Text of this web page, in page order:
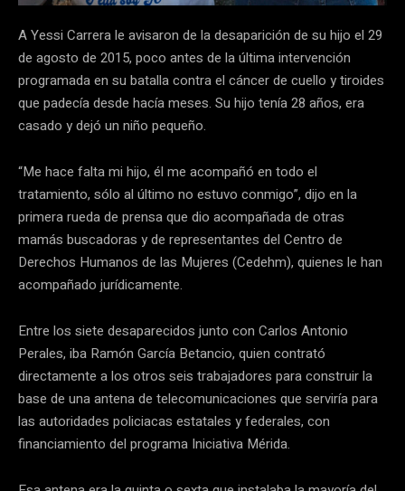
A Yessi Carrera le avisaron de la desaparición de su hijo el 29
de agosto de 2015, poco antes de la última intervención
programada en su batalla contra el cáncer de cuello y tiroides
que padecía desde hacía meses. Su hijo tenía 28 años, era
casado y dejó un niño pequeño.
“Me hace falta mi hijo, él me acompañó en todo el
tratamiento, sólo al último no estuvo conmigo”, dijo en la
primera rueda de prensa que dio acompañada de otras
mamás buscadoras y de representantes del Centro de
Derechos Humanos de las Mujeres (Cedehm), quienes le han
acompañado jurídicamente.
Entre los siete desaparecidos junto con Carlos Antonio
Perales, iba Ramón García Betancio, quien contrató
directamente a los otros seis trabajadores para construir la
base de una antena de telecomunicaciones que serviría para
las autoridades policiacas estatales y federales, con
financiamiento del programa Iniciativa Mérida.